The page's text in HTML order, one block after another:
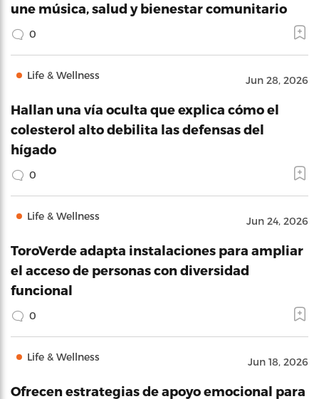
une música, salud y bienestar comunitario
0
Life & Wellness Jun 28, 2026
Hallan una vía oculta que explica cómo el
colesterol alto debilita las defensas del
hígado
0
Life & Wellness Jun 24, 2026
ToroVerde adapta instalaciones para ampliar
el acceso de personas con diversidad
funcional
0
Life & Wellness Jun 18, 2026
Ofrecen estrategias de apoyo emocional para